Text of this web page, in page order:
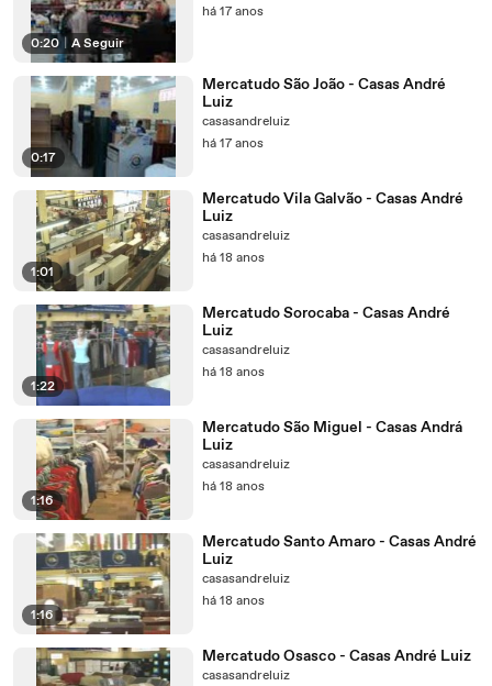
0:20 A Seguir
há 17 anos
0:17
Mercatudo São João - Casas André
Luiz
casasandreluiz
há 17 anos
1:01
Mercatudo Vila Galvão - Casas André
Luiz
casasandreluiz
há 18 anos
1:22
Mercatudo Sorocaba - Casas André
Luiz
casasandreluiz
há 18 anos
1:16
Mercatudo São Miguel - Casas Andrá
Luiz
casasandreluiz
há 18 anos
1:16
Mercatudo Santo Amaro - Casas André
Luiz
casasandreluiz
há 18 anos
Mercatudo Osasco - Casas André Luiz
casasandreluiz